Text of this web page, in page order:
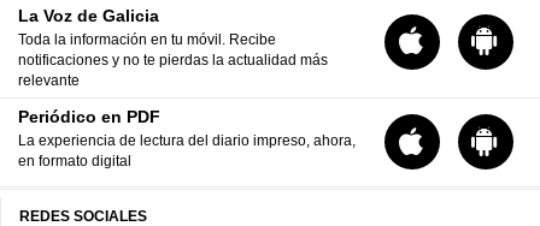
La Voz de Galicia
Toda la información en tu móvil. Recibe
notificaciones y no te pierdas la actualidad más
relevante
Periódico en PDF
La experiencia de lectura del diario impreso, ahora,
en formato digital
REDES SOCIALES